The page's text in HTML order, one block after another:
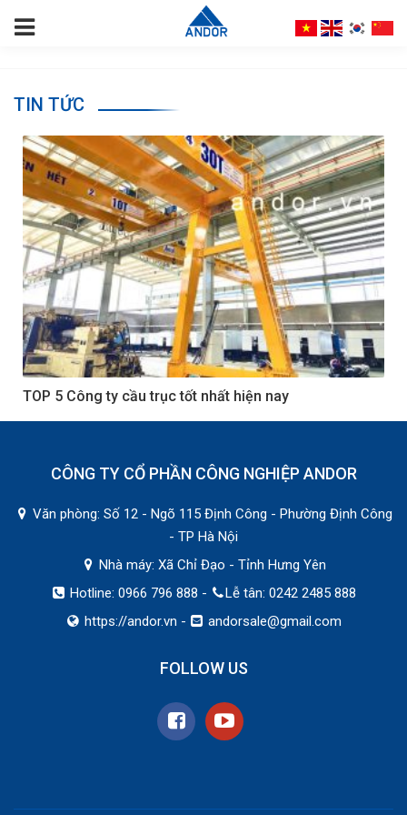
TIN TỨC
TOP 5 Công ty cầu trục tốt nhất hiện nay
CÔNG TY CỔ PHẦN CÔNG NGHIỆP ANDOR
Văn phòng: Số 12 - Ngõ 115 Định Công - Phường Định Công
- TP Hà Nội
Nhà máy: Xã Chỉ Đạo - Tỉnh Hưng Yên
Hotline: 0966 796 888 -
Lễ tân: 0242 2485 888
https://andor.vn - andorsale@gmail.com
FOLLOW US